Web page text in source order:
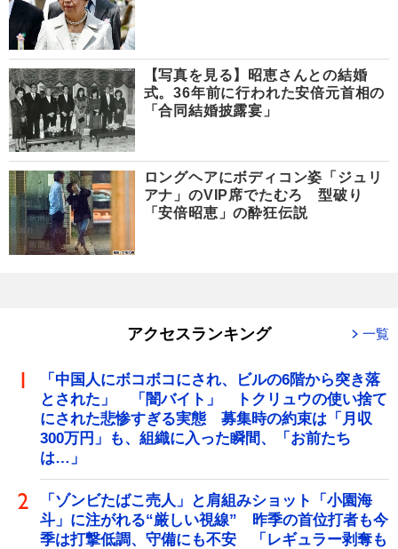
【写真を見る】昭恵さんとの結婚
式。36年前に行われた安倍元首相の
「合同結婚披露宴」
ロングヘアにボディコン姿「ジュリ
アナ」のVIP席でたむろ 型破り
「安倍昭恵」の酔狂伝説
アクセスランキング 一覧
「中国人にボコボコにされ、ビルの6階から突き落
とされた」 「闇バイト」 トクリュウの使い捨て
にされた悲惨すぎる実態 募集時の約束は「月収
300万円」も、組織に入った瞬間、「お前たち
は…」
「ゾンビたばこ売人」と肩組みショット「小園海
斗」に注がれる“厳しい視線” 昨季の首位打者も今
季は打撃低調、守備にも不安 「レギュラー剥奪も